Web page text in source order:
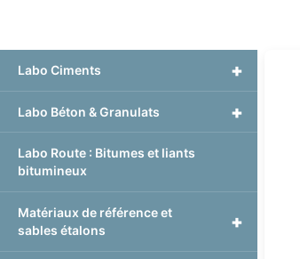
+
Labo Ciments
+
Labo Béton & Granulats
Labo Route : Bitumes et liants
bitumineux
+
Matériaux de référence et
sables étalons